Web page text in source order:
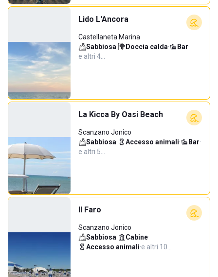
Lido L'Ancora
Castellaneta Marina
Sabbiosa· Doccia calda· Bar·
e altri 4…
La Kicca By Oasi Beach
Scanzano Jonico
Sabbiosa· Accesso animali· Bar·
e altri 5…
Il Faro
Scanzano Jonico
Sabbiosa· Cabine·
Accesso animali·e altri 10…